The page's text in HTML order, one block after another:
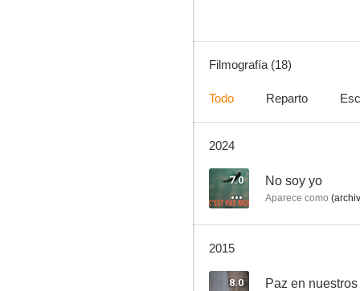
Filmografía (18)
Todo Reparto
2024
7.0 No soy yo
Aparece como
2015
8.0 Paz en